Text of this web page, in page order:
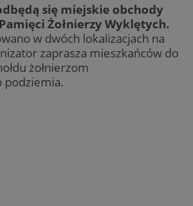
się miejskie obchody
Żołnierzy Wyklętych.
w dwóch lokalizacjach na
zaprasza mieszkańców do
żołnierzom
podziemia.